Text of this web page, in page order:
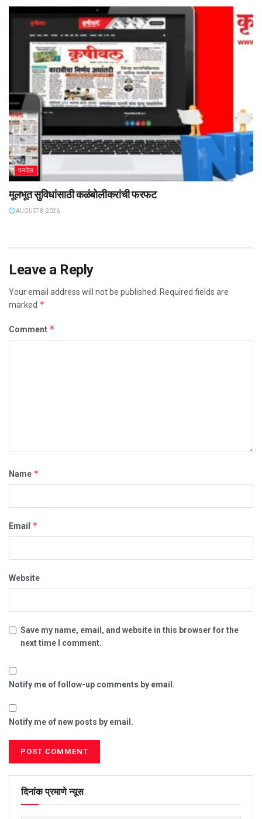
पनवेल
मूलभूत सुविधांसाठी कळंबोलीकरांची फरफट
AUGUST 8, 2026
Leave a Reply
Your email address will not be published.
Required fields are
marked *
Comment *
Name *
Email *
Website
Save my name, email, and website in this browser for the
next time I comment.
Notify me of follow-up comments by email.
Notify me of new posts by email.
दिनांक प्रमाणे न्यूस